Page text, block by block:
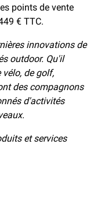
points de vente
€ TTC.
innovations de
outdoor. Qu'il
vélo, de golf,
des compagnons
d'activités
et services